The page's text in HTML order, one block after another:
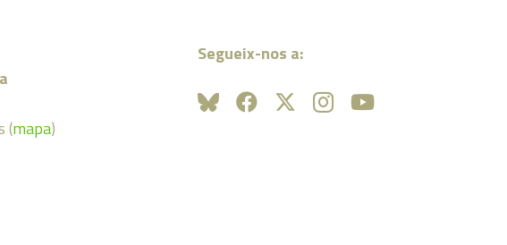
(mapa)
Segueix-nos a: